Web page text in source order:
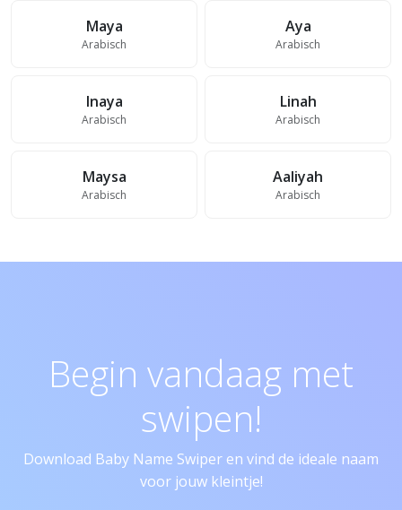
Maya
Arabisch
Aya
Arabisch
Inaya
Arabisch
Linah
Arabisch
Maysa
Arabisch
Aaliyah
Arabisch
Begin vandaag met
swipen!
Download Baby Name Swiper en vind de ideale naam
voor jouw kleintje!